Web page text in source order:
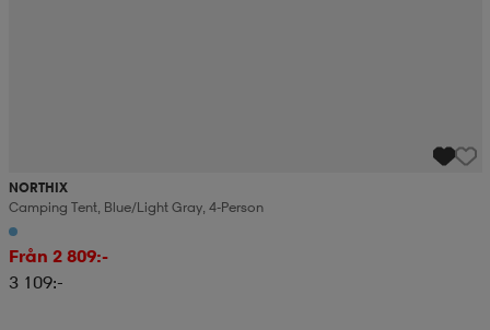
NORTHIX
Camping Tent, Blue/light Gray, 4-Person
Från 2 809:-
3 109:-